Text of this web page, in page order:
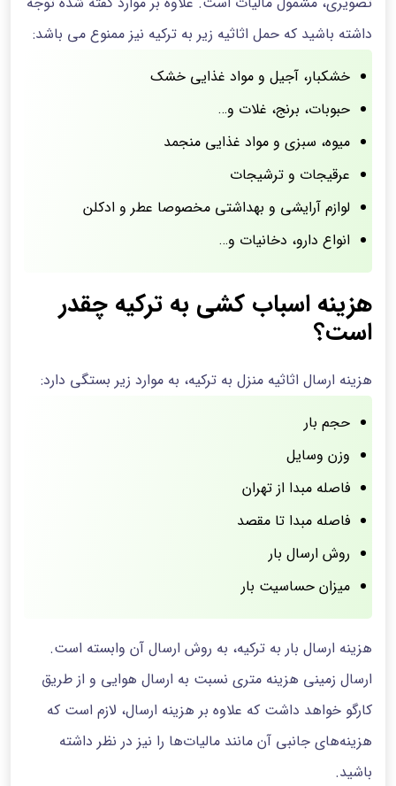
داشته باشید که حمل اثاثیه زیر به ترکیه نیز ممنوع می باشد:
خشکبار، آجیل و مواد غذایی خشک
حبوبات، برنج، غلات و…
میوه، سبزی و مواد غذایی منجمد
عرقیجات و ترشیجات
لوازم آرایشی و بهداشتی مخصوصا عطر و ادکلن
انواع دارو، دخانیات و…
هزینه اسباب کشی به ترکیه چقدر
است؟
هزینه ارسال اثاثیه منزل به ترکیه، به موارد زیر بستگی دارد:
حجم بار
وزن وسایل
فاصله مبدا از تهران
فاصله مبدا تا مقصد
روش ارسال بار
میزان حساسیت بار
هزینه‌ ارسال بار به ترکیه، به روش ارسال آن وابسته است.
ارسال زمینی هزینه متری نسبت به ارسال هوایی و از طریق
کارگو خواهد داشت که علاوه بر هزینه ارسال، لازم است که
هزینه‌های جانبی آن مانند مالیات‌ها را نیز در نظر داشته
باشید.